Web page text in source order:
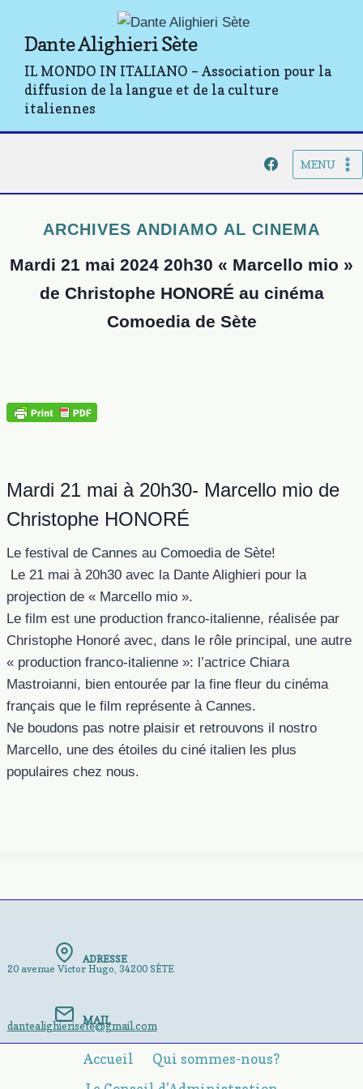
contenuDante Alighieri Sète
IL MONDO IN ITALIANO – Association pour la
diffusion de la langue et de la culture
italiennes
MENU
ARCHIVES ANDIAMO AL CINEMA
Mardi 21 mai 2024 20h30 « Marcello mio »
de Christophe HONORÉ au cinéma
Comoedia de Sète
Mardi 21 mai à 20h30- Marcello mio de
Christophe HONORÉ
Le festival de Cannes au Comoedia de Sète!
Le 21 mai à 20h30 avec la Dante Alighieri pour la
projection de « Marcello mio ».
Le film est une production franco-italienne, réalisée par
Christophe Honoré avec, dans le rôle principal, une autre
« production franco-italienne »: l’actrice Chiara
Mastroianni, bien entourée par la fine fleur du cinéma
français que le film représente à Cannes.
Ne boudons pas notre plaisir et retrouvons il nostro
Marcello, une des étoiles du ciné italien les plus
populaires chez nous.
ADRESSE
20 avenue Victor Hugo, 34200 SÈTE
MAIL
dantealighierisete@gmail.com
Accueil
Qui sommes-nous?